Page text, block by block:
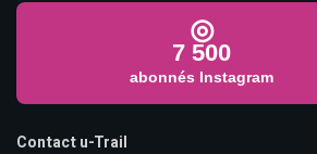
◎
7 500
abonnés Instagram
Contact u-Trail